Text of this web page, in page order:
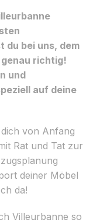
du bei uns, dem
genau richtig!
und
auf deine
von Anfang
Rat und Tat zur
deiner Möbel
da!
Villeurbanne so